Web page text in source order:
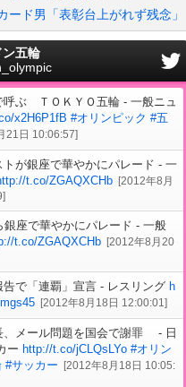
ード男「表彰台上がれず残念」
ン五輪
呼ぶ ＴＯＫＹＯ五輪 - 一般ニュ
x2H6P1fB #オリンピック #五
21日 10:06:57]
トが銀座で華やかにパレード - 一
t.co/ZGAQXCHb [2012年8月
]
銀座で華やかにパレード - 一般
t.co/ZGAQXCHb [2012年8月20
告で「連覇」宣言 - レスリング h
[2012年8月18日 12:00:01 ]
、メール問題を国会で謝罪 - 日
ー http://t.co/jCLQsLYo #オリン
#サッカー [2012年8月18日 10:05: